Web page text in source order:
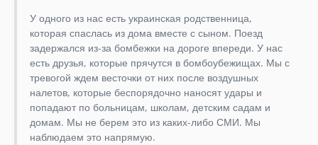
2.0.x-dev
2.0.0
1.5.x-dev
1.5.0
1.4.x-dev
1.4.0
У одного из нас есть украинская родственница,
которая спаслась из дома вместе с сыном. Поезд
задержался из-за бомбежки на дороге впереди. У нас
есть друзья, которые прячутся в бомбоубежищах. Мы с
тревогой ждем весточки от них после воздушных
налетов, которые беспорядочно наносят удары и
попадают по больницам, школам, детским садам и
домам. Мы не берем это из каких-либо СМИ. Мы
наблюдаем это напрямую.